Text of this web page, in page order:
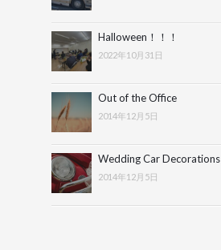
Halloween！！！
2022年10月31日
Out of the Office
2014年12月5日
Wedding Car Decorations
2014年12月5日